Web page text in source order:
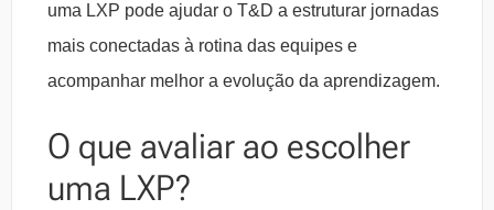
uma LXP pode ajudar o T&D a estruturar jornadas
mais conectadas à rotina das equipes e
acompanhar melhor a evolução da aprendizagem.
O que avaliar ao escolher
uma LXP?